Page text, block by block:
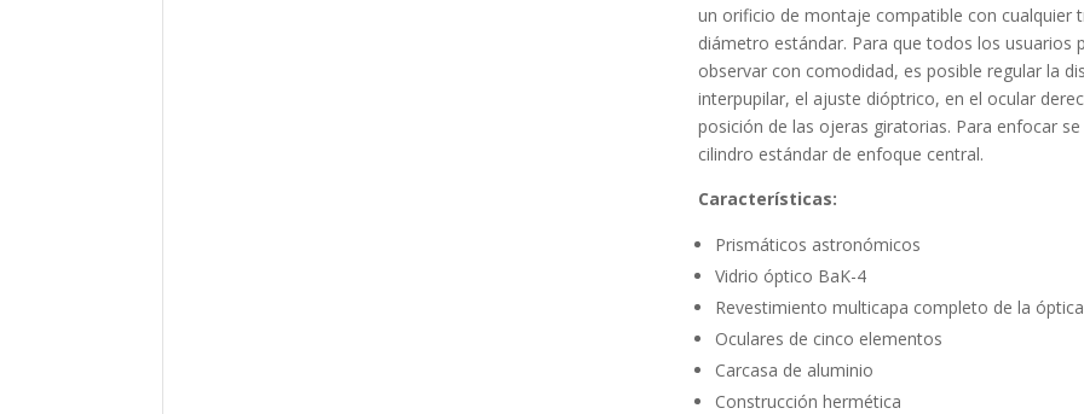
un orificio de montaje compatible con cualquier
diámetro estándar. Para que todos los usuarios
observar con comodidad, es posible regular la
interpupilar, el ajuste dióptrico, en el ocular
posición de las ojeras giratorias. Para enfocar
cilindro estándar de enfoque central.
Características:
Prismáticos astronómicos
Vidrio óptico BaK-4
Revestimiento multicapa completo de la óptica
Oculares de cinco elementos
Carcasa de aluminio
Construcción hermética